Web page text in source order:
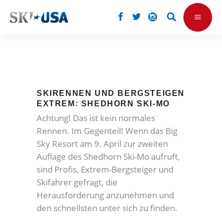
SKIRENNEN UND BERGSTEIGEN
EXTREM: SHEDHORN SKI-MO
Achtung! Das ist kein normales
Rennen. Im Gegenteil! Wenn das Big
Sky Resort am 9. April zur zweiten
Auflage des Shedhorn Ski-Mo aufruft,
sind Profis, Extrem-Bergsteiger und
Skifahrer gefragt, die
Herausforderung anzunehmen und
den schnellsten unter sich zu finden.